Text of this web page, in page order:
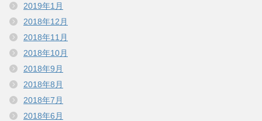
2019年1月
2018年12月
2018年11月
2018年10月
2018年9月
2018年8月
2018年7月
2018年6月